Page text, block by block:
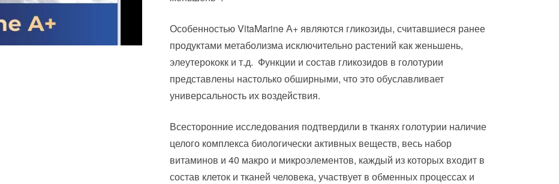
Особенностью VitaMarine А+ являются гликозиды, считавшиеся ранее
продуктами метаболизма исключительно растений как женьшень,
элеутерококк и т.д. Функции и состав гликозидов в голотурии
представлены настолько обширными, что это обуславливает
универсальность их воздействия.
Всесторонние исследования подтвердили в тканях голотурии наличие
целого комплекса биологически активных веществ, весь набор
витаминов и 40 макро и микроэлементов, каждый из которых входит в
состав клеток и тканей человека, участвует в обменных процессах и